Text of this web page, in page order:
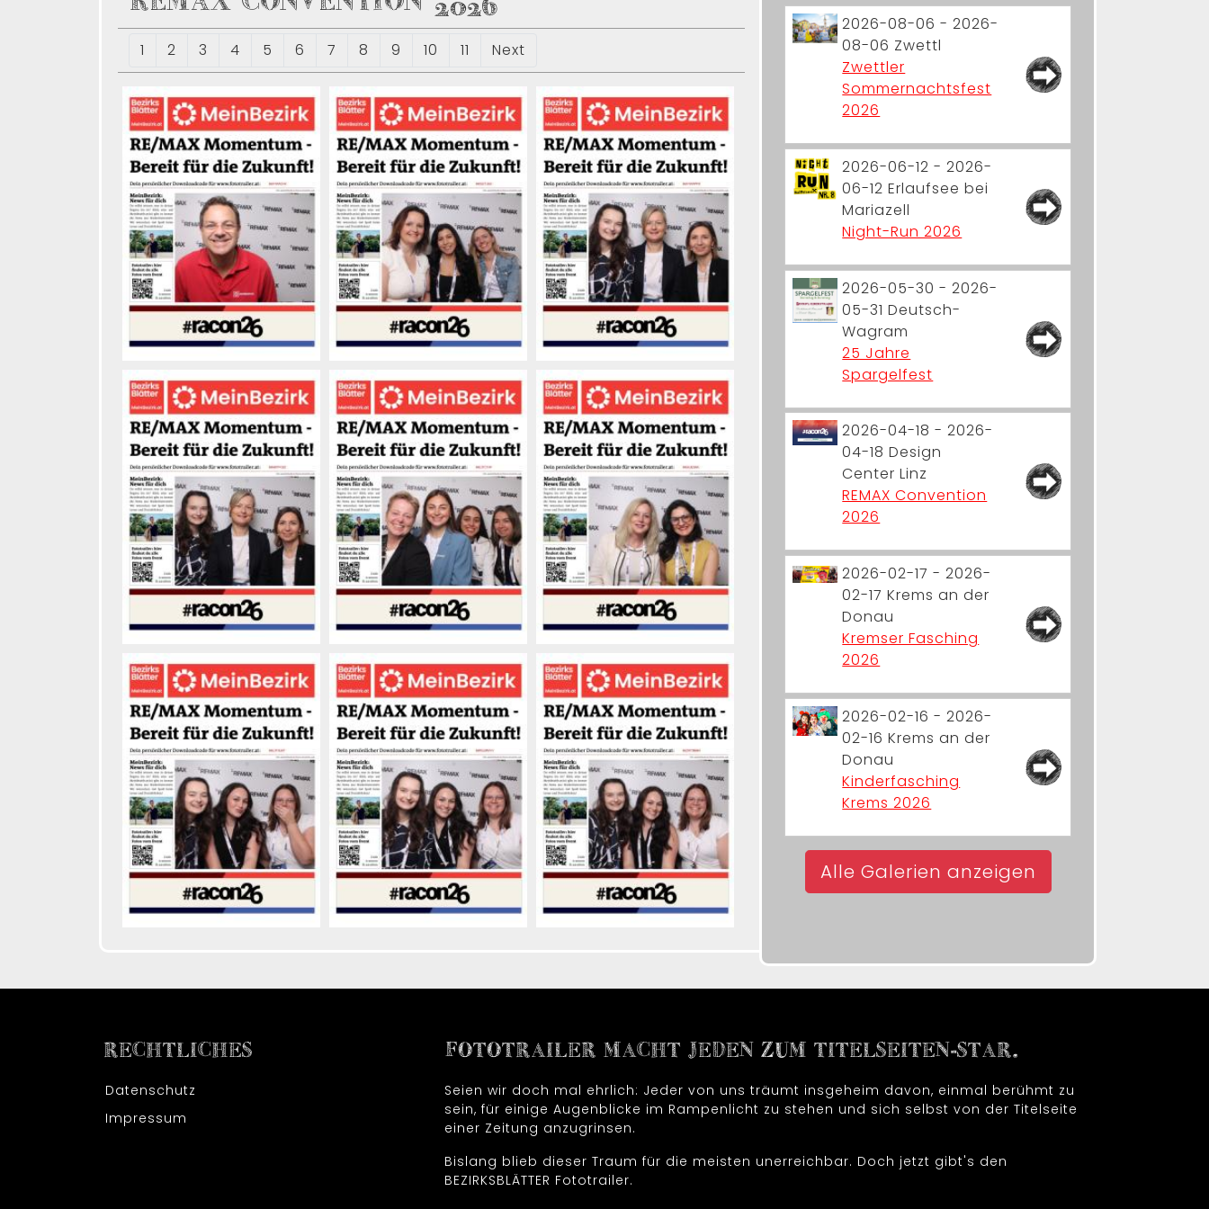
1 2 3 4 5 6 7 8 9 10 11 Next
2026-08-06 - 2026-
08-06 Zwettl
Zwettler
Sommernachtsfest
2026
2026-06-12 - 2026-
06-12 Erlaufsee bei
Mariazell
Night-Run 2026
2026-05-30 - 2026-
05-31 Deutsch-
Wagram
25 Jahre
Spargelfest
2026-04-18 - 2026-
04-18 Design
Center Linz
REMAX Convention
2026
2026-02-17 - 2026-
02-17 Krems an der
Donau
Kremser Fasching
2026
2026-02-16 - 2026-
02-16 Krems an der
Donau
Kinderfasching
Krems 2026
Alle Galerien anzeigen
RECHTLICHES
Datenschutz
Impressum
FOTOTRAILER MACHT JEDEN ZUM TITELSEITEN-STAR.
Seien wir doch mal ehrlich: Jeder von uns träumt insgeheim davon, einmal berühmt zu
sein, für einige Augenblicke im Rampenlicht zu stehen und sich selbst von der Titelseite
einer Zeitung anzugrinsen.
Bislang blieb dieser Traum für die meisten unerreichbar. Doch jetzt gibt's den
BEZIRKSBLÄTTER Fototrailer.